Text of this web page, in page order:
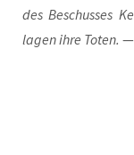
des Beschus­ses
lagen ihre Toten. —